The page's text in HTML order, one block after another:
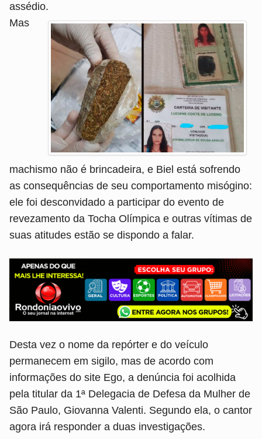
assédio.
Mas
machismo não é brincadeira, e Biel está sofrendo
as consequências de seu comportamento misógino:
ele foi desconvidado a participar do evento de
revezamento da Tocha Olímpica e outras vítimas de
suas atitudes estão se dispondo a falar.
Desta vez o nome da repórter e do veículo
permanecem em sigilo, mas de acordo com
informações do site Ego, a denúncia foi acolhida
pela titular da 1ª Delegacia de Defesa da Mulher de
São Paulo, Giovanna Valenti. Segundo ela, o cantor
agora irá responder a duas investigações.